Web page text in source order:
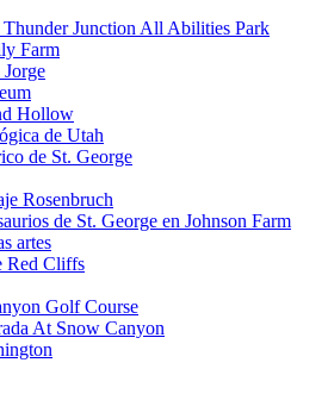
Thunder Junction All Abilities Park
Farm
Jorge
Hollow
de Utah
de St. George
Rosenbruch
de St. George en Johnson Farm
artes
Red Cliffs
Golf Course
At Snow Canyon